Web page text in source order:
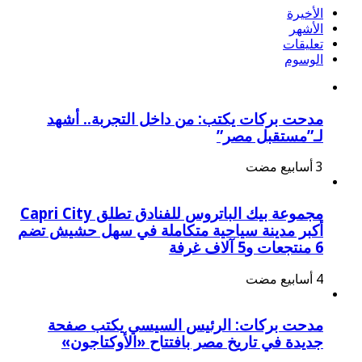
الأخيرة
الأشهر
تعليقات
الوسوم
مدحت بركات يكتب: من داخل التجربة.. أشهد
لـ”مستقبل مصر”
مجموعة بيك الباتروس للفنادق تطلق Capri City
أكبر مدينة سياحية متكاملة في سهل حشيش تضم
6 منتجعات و5 آلاف غرفة
مدحت بركات: الرئيس السيسي يكتب صفحة
جديدة في تاريخ مصر بافتتاح «الأوكتاجون»